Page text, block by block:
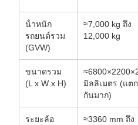
น้ําหนัก
รถยนต์รวม
(GVW)
≈7,000 kg ถึง
12,000 kg
ขนาดรวม
(L x W x H)
มิลลิเมตร (แต
กันมาก)
ระยะล้อ
≈3360 mm ถึง